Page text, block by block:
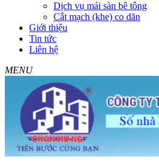
Dịch vụ mái sàn bê tông
Cắt mạch (khe) co dãn
Giới thiệu
Tin tức
Liên hệ
MENU